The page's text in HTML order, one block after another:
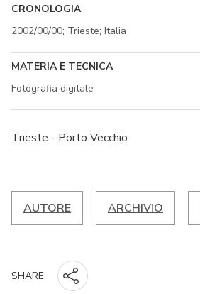
CRONOLOGIA
2002/00/00; Trieste; Italia
MATERIA E TECNICA
Fotografia digitale
Trieste - Porto Vecchio
AUTORE ARCHIVIO
SHARE